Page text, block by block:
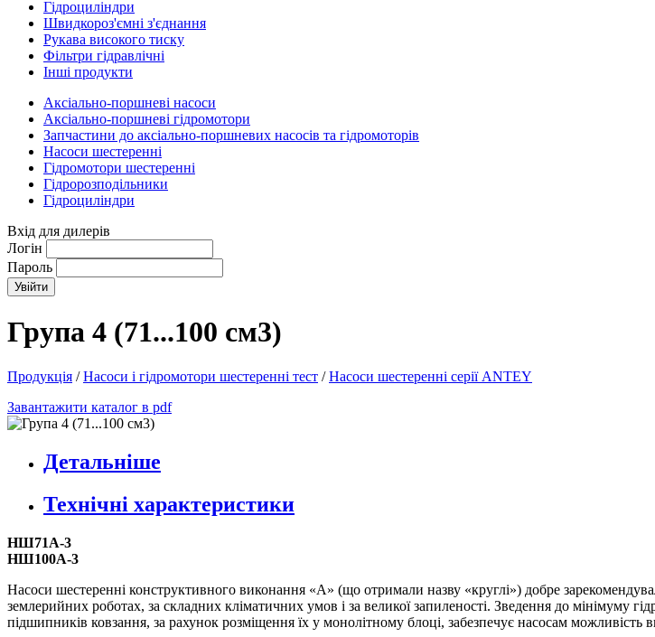
Гідроциліндри
Швидкороз'ємні з'єднання
Рукава високого тиску
Фільтри гідравлічні
Інші продукти
Аксіально-поршневі насоси
Аксіально-поршневі гідромотори
Запчастини до аксіально-поршневих насосів та гідромоторів
Насоси шестеренні
Гідромотори шестеренні
Гідророзподільники
Гідроциліндри
Вхід для дилерів
Логін
Пароль
Група 4 (71...100 см3)
Продукція /Насоси і гідромотори шестеренні тест /Насоси шестеренні серії ANTEY
Завантажити каталог в pdf
Детальніше
Технічні характеристики
НШ71А-3
НШ100А-3
Насоси шестеренні конструктивного виконання «А» (що отримали назву «круглі») добре
землерийних роботах, за складних кліматичних умов і за великої запиленості. Зведення до мінімуму
підшипників ковзання, за рахунок розміщення їх у монолітному блоці, забезпечує насосам можливість